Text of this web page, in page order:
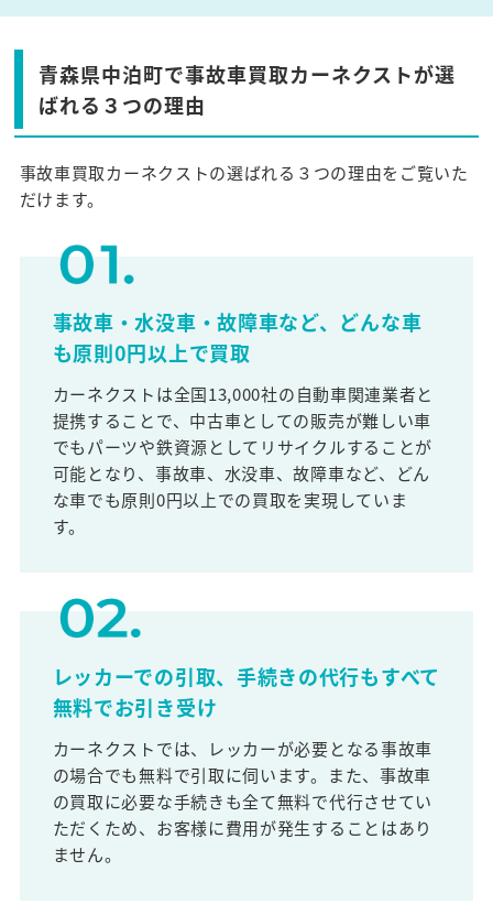
青森県中泊町で事故車買取カーネクストが選
ばれる３つの理由
事故車買取カーネクストの選ばれる３つの理由をご覧いた
だけます。
事故車・水没車・故障車など、どんな車
も原則0円以上で買取
カーネクストは全国13,000社の自動車関連業者と
提携することで、中古車としての販売が難しい車
でもパーツや鉄資源としてリサイクルすることが
可能となり、事故車、水没車、故障車など、どん
な車でも原則0円以上での買取を実現していま
す。
レッカーでの引取、手続きの代行もすべて
無料でお引き受け
カーネクストでは、レッカーが必要となる事故車
の場合でも無料で引取に伺います。また、事故車
の買取に必要な手続きも全て無料で代行させてい
ただくため、お客様に費用が発生することはあり
ません。